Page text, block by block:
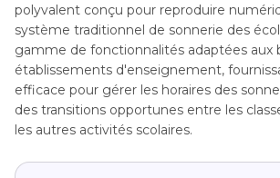
polyvalent conçu pour reproduire
système traditionnel de sonnerie des
gamme de fonctionnalités adaptées aux
établissements d'enseignement,
efficace pour gérer les horaires des
des transitions opportunes entre les
les autres activités scolaires.